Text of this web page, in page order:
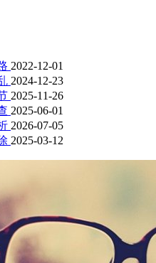
2022-12-01
2024-12-23
2025-11-26
2025-06-01
2026-07-05
2025-03-12